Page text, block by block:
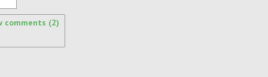
comments (2)